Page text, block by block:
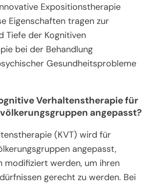
Expositionstherapie
Eigenschaften tragen zur
Tiefe der Kognitiven
bei der Behandlung
Gesundheitsprobleme
Verhaltenstherapie für
angepasst?
(KVT) wird für
angepasst,
modifiziert werden, um ihren
gerecht zu werden. Bei